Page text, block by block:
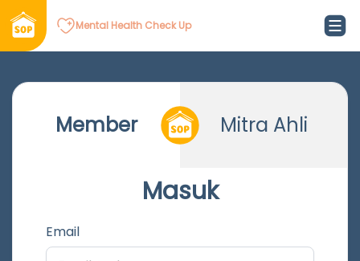
Mental Health Check Up
Member Mitra Ahli
Masuk
Email